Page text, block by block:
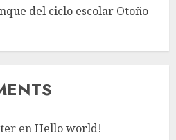
del ciclo escolar Otoño
enHello world!